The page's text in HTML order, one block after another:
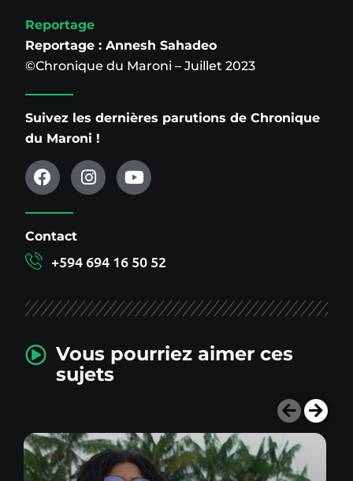
Reportage
Reportage : Annesh Sahadeo
©Chronique du Maroni – Juillet 2023
Suivez les dernières parutions de Chronique
du Maroni !
Contact
+594 694 16 50 52
Vous pourriez aimer ces
sujets